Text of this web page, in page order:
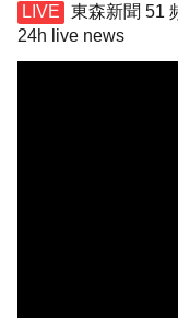
東森新聞 51
24h live news